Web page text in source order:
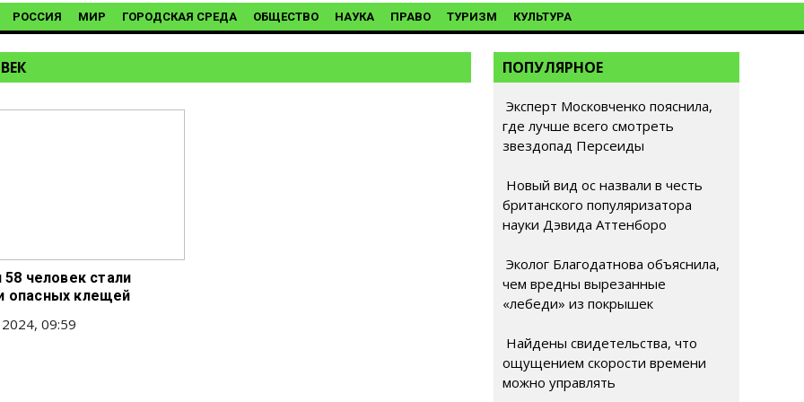
РОССИЯ МИР ГОРОДСКАЯ СРЕДА ОБЩЕСТВО НАУКА ПРАВО ТУРИЗМ КУЛЬТУРА
58 чeлoвeк cтaли
опасных клeщeй
09:59
ПОПУЛЯРНОЕ
Эксперт Московченко пояснила,
где лучше всего смотреть
звездопад Персеиды
Новый вид ос назвали в честь
британского популяризатора
науки Дэвида Аттенборо
Эколог Благодатнова объяснила,
чем вредны вырезанные
«лебеди» из покрышек
Найдены свидетельства, что
ощущением скорости времени
можно управлять